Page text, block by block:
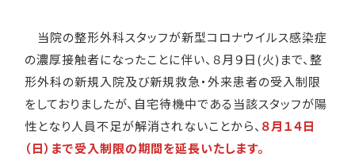
当院の整形外科スタッフが新型コロナウイルス感染症
の濃厚接触者になったことに伴い、８月９日(火)まで、整
形外科の新規入院及び新規救急・外来患者の受入制限
をしておりましたが、自宅待機中である当該スタッフが陽
性となり人員不足が解消されないことから、 ８月１４日
（日）まで受入制限の期間を延長いたします。